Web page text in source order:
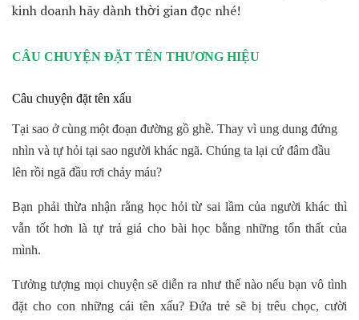
kinh doanh hãy dành thời gian đọc nhé!
CÂU CHUYỆN ĐẶT TÊN THƯƠNG HIỆU
Câu chuyện đặt tên xấu
Tại sao ở cùng một đoạn đường gồ ghề. Thay vì ung dung đứng
nhìn và tự hỏi tại sao người khác ngã. Chúng ta lại cứ đâm đầu
lên rồi ngã đầu rơi chảy máu?
Bạn phải thừa nhận rằng học hỏi từ sai lầm của người khác thì
vẫn tốt hơn là tự trả giá cho bài học bằng những tổn thất của
mình.
Tưởng tượng mọi chuyện sẽ diễn ra như thế nào nếu bạn vô tình
đặt cho con những cái tên xấu? Đứa trẻ sẽ bị trêu chọc, cười